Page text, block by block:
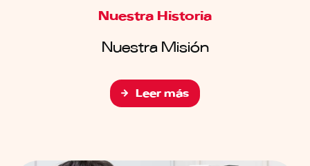
Nuestra Historia
Nuestra Misión
Leer más